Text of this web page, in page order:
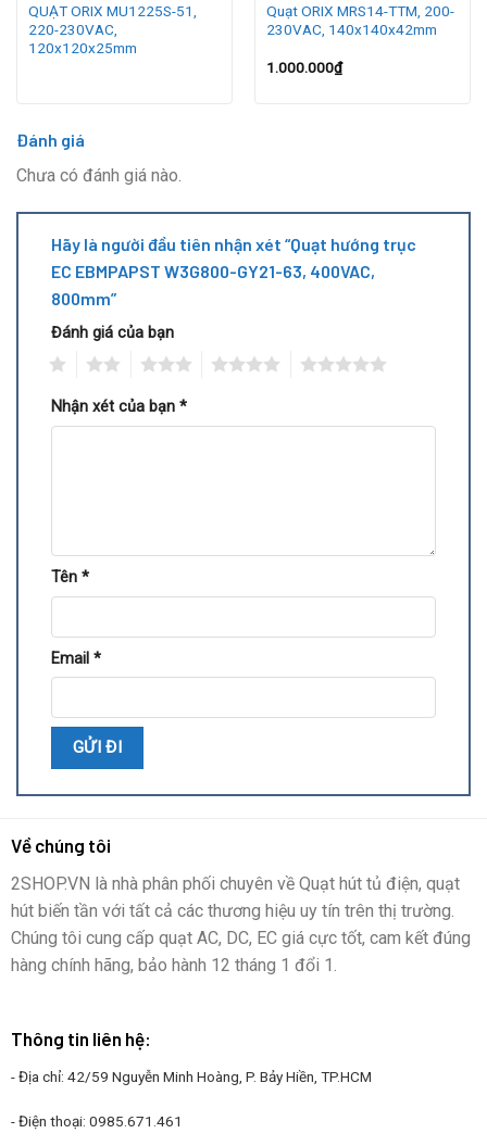
QUẠT ORIX MU1225S-51,
220-230VAC,
120x120x25mm
Quạt ORIX MRS14-TTM, 200-
230VAC, 140x140x42mm
1.000.000₫
Đánh giá
Chưa có đánh giá nào.
Hãy là người đầu tiên nhận xét “Quạt hướng trục
EC EBMPAPST W3G800-GY21-63, 400VAC,
800mm”
Đánh giá của bạn
Nhận xét của bạn *
Tên *
Email *
Về chúng tôi
2SHOP.VN là nhà phân phối chuyên về Quạt hút tủ điện, quạt
hút biến tần với tất cả các thương hiệu uy tín trên thị trường.
Chúng tôi cung cấp quạt AC, DC, EC giá cực tốt, cam kết đúng
hàng chính hãng, bảo hành 12 tháng 1 đổi 1.
Thông tin liên hệ:
- Địa chỉ: 42/59 Nguyễn Minh Hoàng, P. Bảy Hiền, TP.HCM
- Điện thoại: 0985.671.461